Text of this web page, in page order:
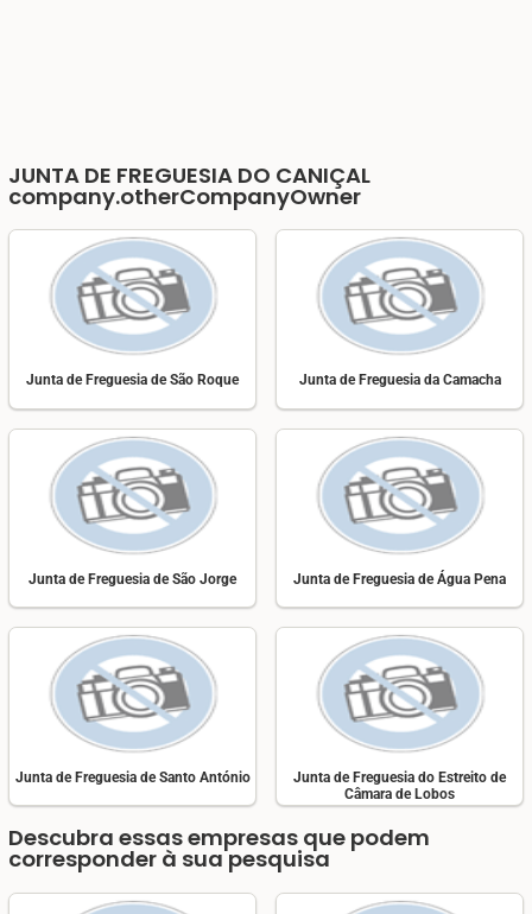
JUNTA DE FREGUESIA DO CANIÇAL
company.otherCompanyOwner
Junta de Freguesia de São Roque Junta de Freguesia da Camacha
Junta de Freguesia de São Jorge Junta de Freguesia de Água Pena
Junta de Freguesia de Santo António
Junta de Freguesia do Estreito de
Câmara de Lobos
Descubra essas empresas que podem
corresponder à sua pesquisa